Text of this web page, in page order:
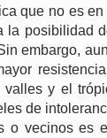
que no es
la posibilidad
embargo,
y el
de
o vecinos es